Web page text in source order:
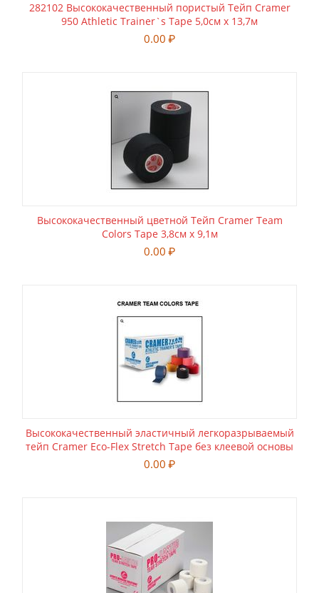
282102 Высококачественный пористый Тейп Cramer
950 Athletic Trainer`s Tape 5,0см х 13,7м
0.00 ₽
Высококачественный цветной Тейп Cramer Team
Colors Tape 3,8см х 9,1м
0.00 ₽
Высококачественный эластичный легкоразрываемый
тейп Cramer Eco-Flex Stretch Tape без клеевой основы
0.00 ₽